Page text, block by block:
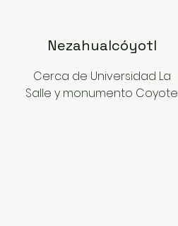
Nezahualcóyotl
Cerca de Universidad La
Salle y monumento Coyote